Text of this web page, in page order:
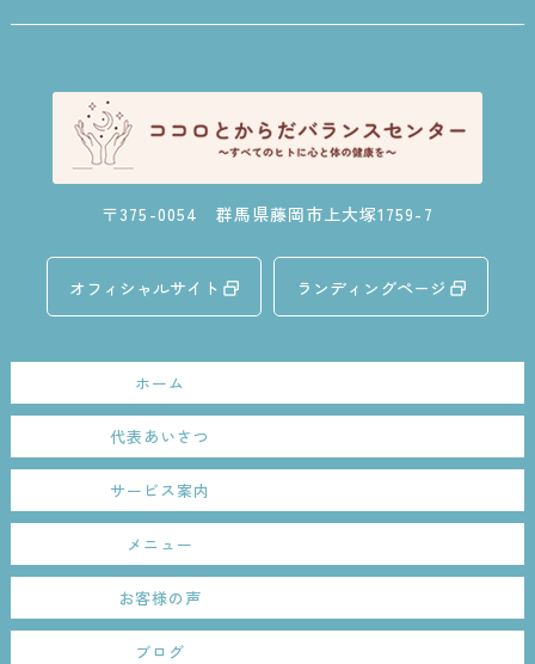
〒375-0054 群馬県藤岡市上大塚1759-7
オフィシャルサイト ランディングページ
ホーム
代表あいさつ
サービス案内
メニュー
お客様の声
ブログ